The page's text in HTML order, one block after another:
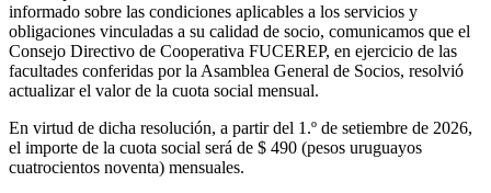
informado sobre las condiciones aplicables a los servicios y
obligaciones vinculadas a su calidad de socio, comunicamos que el
Consejo Directivo de Cooperativa FUCEREP, en ejercicio de las
facultades conferidas por la Asamblea General de Socios, resolvió
actualizar el valor de la cuota social mensual.
En virtud de dicha resolución, a partir del 1.º de setiembre de 2026,
el importe de la cuota social será de $ 490 (pesos uruguayos
cuatrocientos noventa) mensuales.